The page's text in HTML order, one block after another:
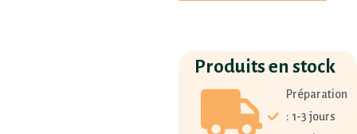
Produits en stock
Préparation
: 1-3 jours